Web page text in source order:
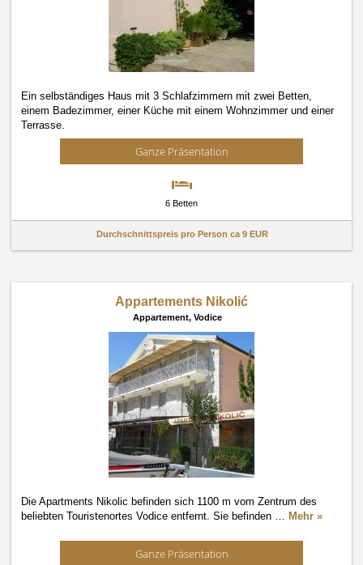
Ein selbständiges Haus mit 3 Schlafzimmern mit zwei Betten,
einem Badezimmer, einer Küche mit einem Wohnzimmer und einer
Terrasse.
Ganze Präsentation
6 Betten
Durchschnittspreis pro Person ca 9 EUR
Appartements Nikolić
Appartement, Vodice
Die Apartments Nikolic befinden sich 1100 m vom Zentrum des
beliebten Touristenortes Vodice entfernt. Sie befinden … Mehr »
Ganze Präsentation